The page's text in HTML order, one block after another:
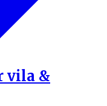
vila &